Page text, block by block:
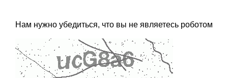
Нам нужно убедиться, что вы не являетесь роботом